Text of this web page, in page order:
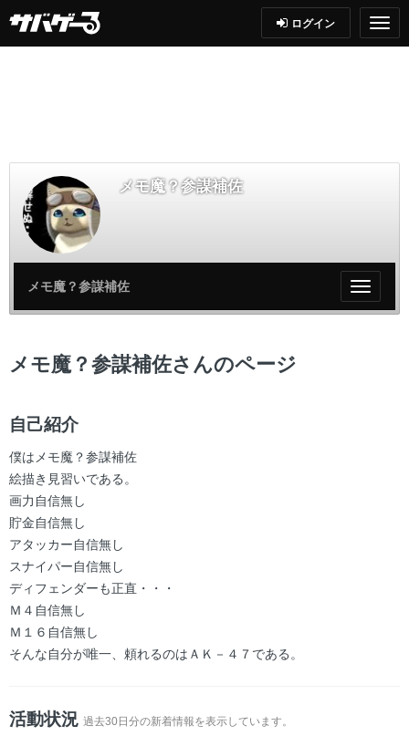
ログイン
メモ魔？参謀補佐
My
ペ
メモ魔？参謀補佐
メモ魔？参謀補佐さんのページ
自己紹介
僕はメモ魔？参謀補佐
絵描き見習いである。
画力自信無し
貯金自信無し
アタッカー自信無し
スナイパー自信無し
ディフェンダーも正直・・・
Ｍ４自信無し
Ｍ１６自信無し
そんな自分が唯一、頼れるのはＡＫ－４７である。
活動状況 過去30日分の新着情報を表示しています。